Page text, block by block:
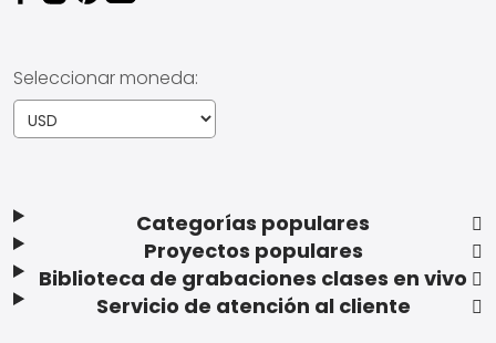
Categorías populares
Proyectos populares
Biblioteca de grabaciones clases en vivo
Servicio de atención al cliente
Seleccionar moneda: